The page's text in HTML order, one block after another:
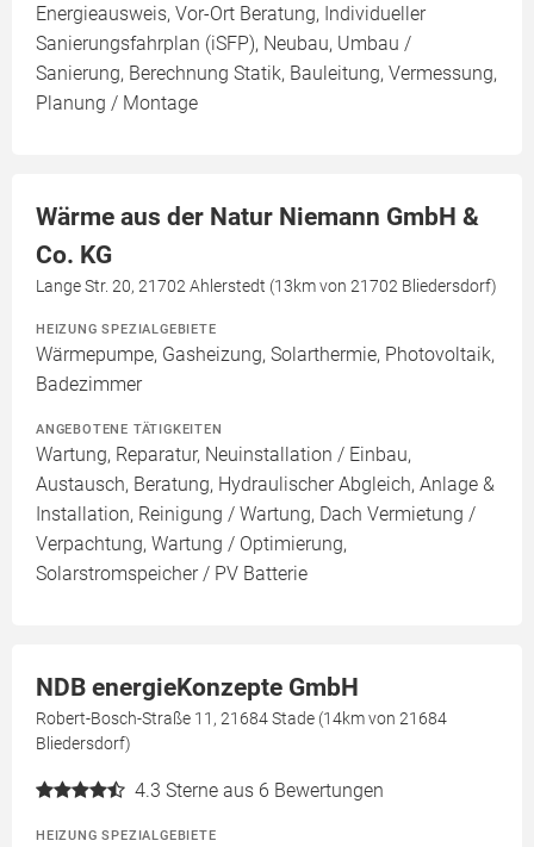
Energieausweis, Vor-Ort Beratung, Individueller
Sanierungsfahrplan (iSFP), Neubau, Umbau /
Sanierung, Berechnung Statik, Bauleitung, Vermessung,
Planung / Montage
Wärme aus der Natur Niemann GmbH &
Co. KG
Lange Str. 20, 21702 Ahlerstedt (13km von 21702 Bliedersdorf)
HEIZUNG SPEZIALGEBIETE
Wärmepumpe, Gasheizung, Solarthermie, Photovoltaik,
Badezimmer
ANGEBOTENE TÄTIGKEITEN
Wartung, Reparatur, Neuinstallation / Einbau,
Austausch, Beratung, Hydraulischer Abgleich, Anlage &
Installation, Reinigung / Wartung, Dach Vermietung /
Verpachtung, Wartung / Optimierung,
Solarstromspeicher / PV Batterie
NDB energieKonzepte GmbH
Robert-Bosch-Straße 11, 21684 Stade (14km von 21684
Bliedersdorf)
4.3 Sterne aus 6 Bewertungen
HEIZUNG SPEZIALGEBIETE